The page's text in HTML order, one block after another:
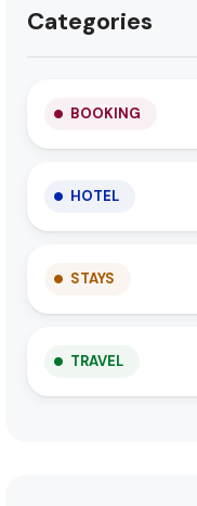
Categories
BOOKING
HOTEL
STAYS
TRAVEL